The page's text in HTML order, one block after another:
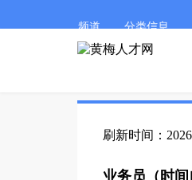
频道 分类信息
刷新时间：
业务员（时间